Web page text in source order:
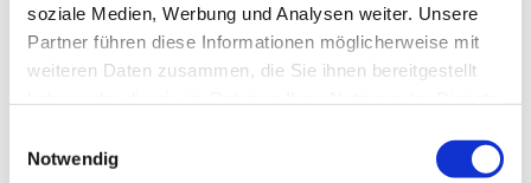
soziale Medien, Werbung und Analysen weiter. Unsere
Partner führen diese Informationen möglicherweise mit
weiteren Daten zusammen, die Sie ihnen bereitgestellt
Notwendig